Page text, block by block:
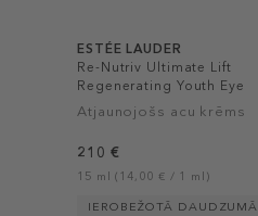
ESTÉE LAUDER
Re-Nutriv Ultimate Lift
Regenerating Youth Eye
Atjaunojošs acu krēms
210 €
15 ml (14,00 € / 1 ml)
IEROBEŽOTĀ DAUDZUMĀ